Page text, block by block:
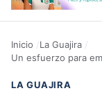
Inicio
La Guajira
Un esfuerzo para
LA GUAJIRA